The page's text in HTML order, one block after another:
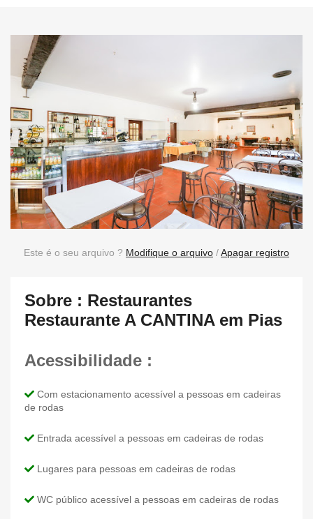
Este é o seu arquivo ? Modifique o arquivo /Apagar registro
Sobre : Restaurantes
Restaurante A CANTINA em Pias
Acessibilidade :
Com estacionamento acessível a pessoas em cadeiras
de rodas
Entrada acessível a pessoas em cadeiras de rodas
Lugares para pessoas em cadeiras de rodas
WC público acessível a pessoas em cadeiras de rodas